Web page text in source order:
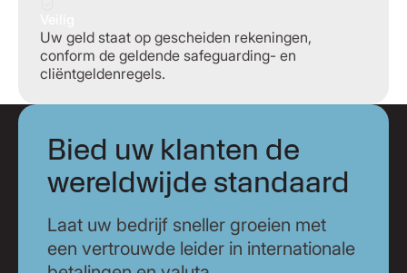
Uw geld staat op gescheiden rekeningen,
conform de geldende safeguarding- en
cliëntgeldenregels.
Bied uw klanten de
wereldwijde standaard
Laat uw bedrijf sneller groeien met
een vertrouwde leider in internationale